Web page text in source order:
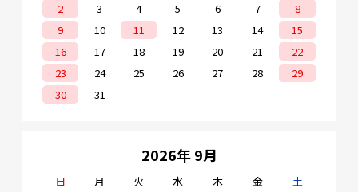
2
3 4 5 6 7
8
9
10 11 12 13 14
15
16
17 18 19 20 21
22
23
24 25 26 27 28
29
30
31
2026年 9月
日 月 火 水 木 金
土